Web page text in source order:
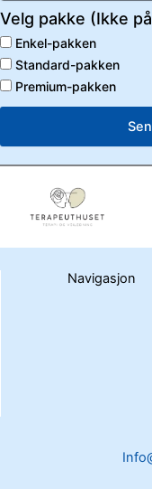
Velg pakke (Ikke
Enkel-pakken
Standard-pakken
Premium-pakken
Navigasjon